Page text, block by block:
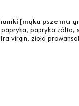
[mąka pszenna
papryka żółta,
virgin, zioła